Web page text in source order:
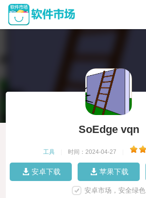
SoEdge vqn
工具 时间：2024-04-27
安卓下载 苹果下载
安卓市场，安全绿色